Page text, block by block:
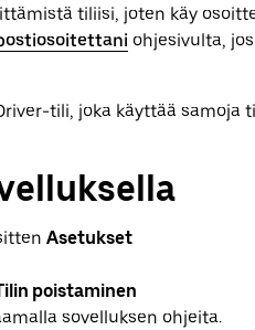
tiliisi, joten käy
ohjesivulta,
tili, joka käyttää samoja
Asetukset
poistaminen
sovelluksen ohjeita.